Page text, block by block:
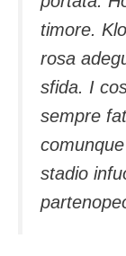
timore.
rosa
sfida. I
sempre
stadio